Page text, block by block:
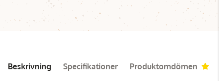
Beskrivning Specifikationer Produktomdömen